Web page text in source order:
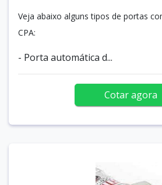
Veja abaixo alguns tipos de portas
CPA:
- Porta automática d...
Cotar agora